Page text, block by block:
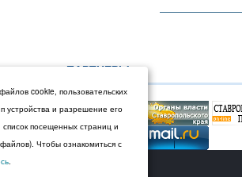
ПАРТНЕРЫ
cookie, пользовательских
устройства и разрешение его
посещенных страниц и
Чтобы ознакомиться с
.